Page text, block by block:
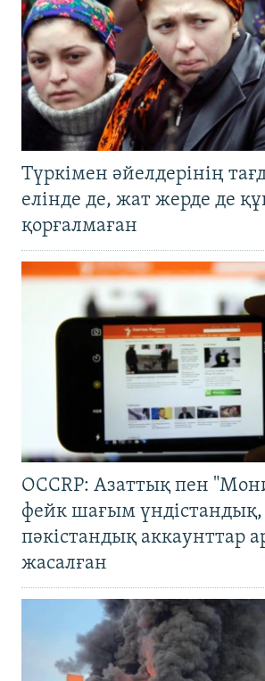
Түркімен әйелдерінің
елінде де, жат жерде де
қорғалмаған
OCCRP: Азаттық пен
фейк шағым үндістандық,
пәкістандық аккаунттар
жасалған